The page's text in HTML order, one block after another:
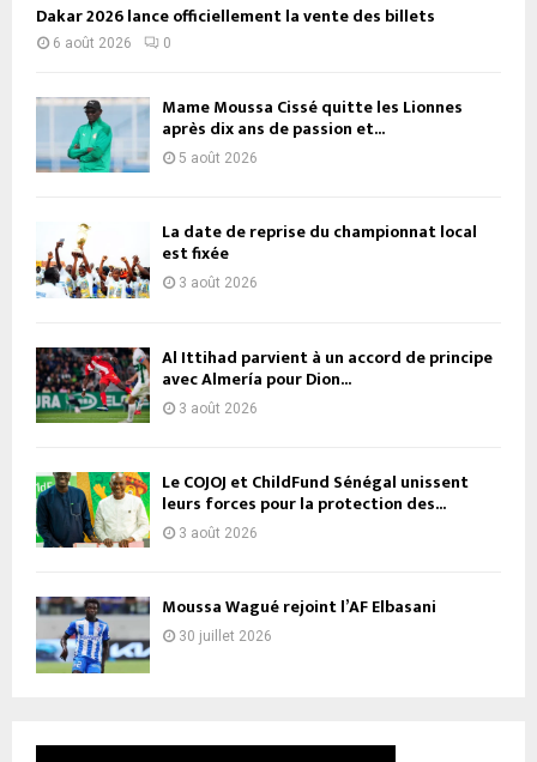
Dakar 2026 lance officiellement la vente des billets
6 août 2026 0
Mame Moussa Cissé quitte les Lionnes
après dix ans de passion et...
5 août 2026
La date de reprise du championnat local
est fixée
3 août 2026
Al Ittihad parvient à un accord de principe
avec Almería pour Dion...
3 août 2026
Le COJOJ et ChildFund Sénégal unissent
leurs forces pour la protection des...
3 août 2026
Moussa Wagué rejoint l’AF Elbasani
30 juillet 2026